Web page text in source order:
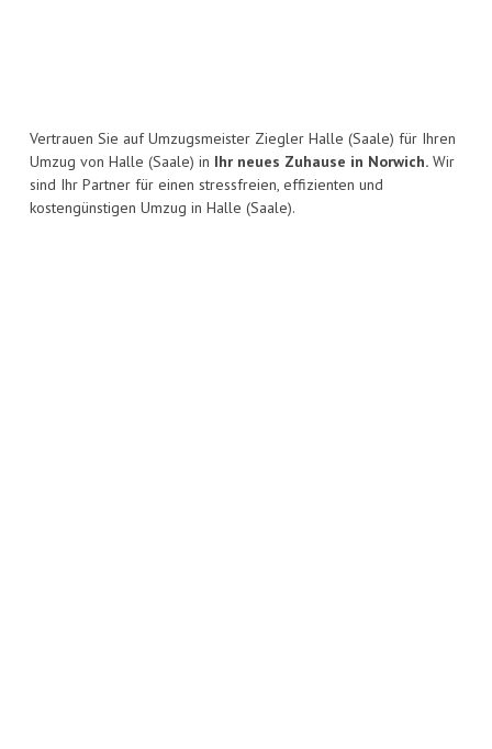
Vertrauen Sie auf Umzugsmeister Ziegler Halle (Saale) für Ihren
Umzug von Halle (Saale) in Ihr neues Zuhause in Norwich. Wir
sind Ihr Partner für einen stressfreien, effizienten und
kostengünstigen Umzug in Halle (Saale).